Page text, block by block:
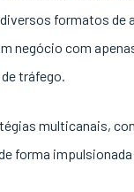
formatos de
negócio com
tráfego.
multicanais,
forma